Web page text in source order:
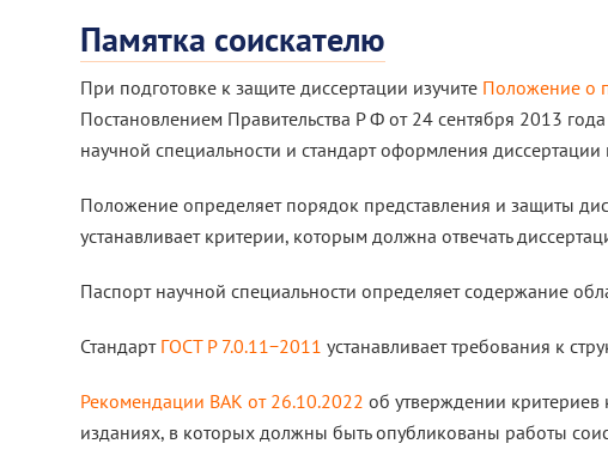
Памятка соискателю
При подготовке к защите диссертации изучите Положение о
Постановлением Правительства Р Ф от 24 сентября 2013
научной специальности и стандарт оформления диссертации
Положение определяет порядок представления и защиты
устанавливает критерии, которым должна отвечать
Паспорт научной специальности определяет содержание
Стандарт ГОСТ Р 7.0.11−2011 устанавливает требования к
Рекомендации ВАК от 26.10.2022 об утверждении критериев
изданиях, в которых должны быть опубликованы работы